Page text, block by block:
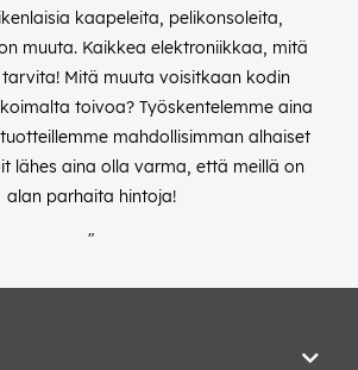
kaapeleita, pelikonsoleita,
muuta. Kaikkea elektroniikkaa, mitä
Mitä muuta voisitkaan kodin
toivoa? Työskentelemme aina
mahdollisimman alhaiset
lähes aina olla varma, että meillä on
alan parhaita hintoja!
"